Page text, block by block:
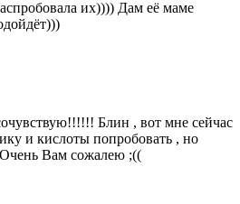
их)))) Дам её маме
Блин , вот мне сейчас
и кислоты попробовать , но
Вам сожалею ;((